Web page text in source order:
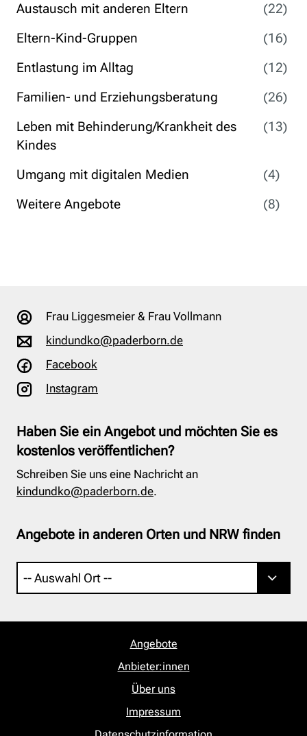
Austausch mit anderen Eltern
(22)
Eltern-Kind-Gruppen
(16)
Entlastung im Alltag
(12)
Familien- und Erziehungsberatung
(26)
Leben mit Behinderung/Krankheit des
Kindes
(13)
Umgang mit digitalen Medien
(4)
Weitere Angebote
(8)
Frau Liggesmeier & Frau Vollmann
kindundko@paderborn.de
Facebook
Instagram
Haben Sie ein Angebot und möchten Sie es
kostenlos veröffentlichen?
Schreiben Sie uns eine Nachricht an
kindundko@paderborn.de.
Angebote in anderen Orten und NRW finden
Angebote
Anbieter:innen
Über uns
Impressum